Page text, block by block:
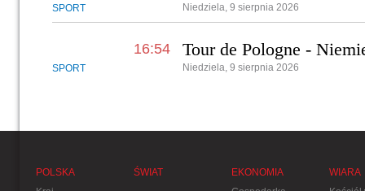
SPORT Niedziela, 9 sierpnia 2026
16:54
SPORT
Tour de Pologne -
Niedziela, 9 sierpnia 2026
POLSKA
ŚWIAT
EKONOMIA
WIARA